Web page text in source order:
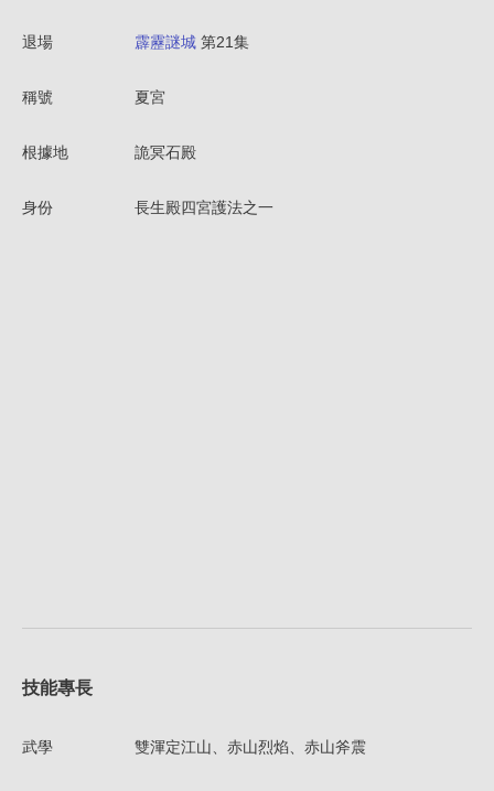
退場 霹靂謎城 第21集
稱號 夏宮
根據地 詭冥石殿
身份 長生殿四宮護法之一
技能專長
武學 雙渾定江山、赤山烈焰、赤山斧震